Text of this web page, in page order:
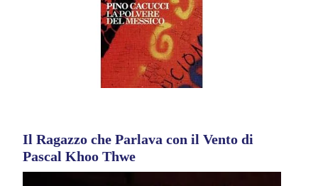
Il Ragazzo che Parlava con il Vento di
Pascal Khoo Thwe